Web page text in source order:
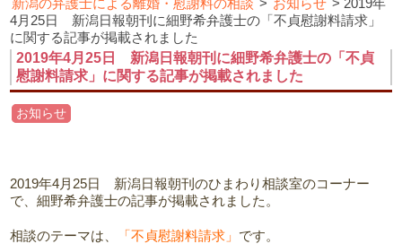
4月25日 新潟日報朝刊に細野希弁護士の「不貞慰謝料請求」
に関する記事が掲載されました
2019年4月25日 新潟日報朝刊に細野希弁護士の「不貞
慰謝料請求」に関する記事が掲載されました
お知らせ
2019年4月25日 新潟日報朝刊のひまわり相談室のコーナー
で、細野希弁護士の記事が掲載されました。
相談のテーマは、 「不貞慰謝料請求」 です。